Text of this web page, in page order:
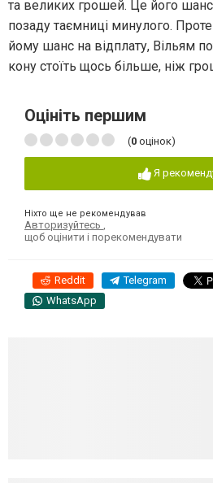
та великих грошей. Це його
позаду таємниці минулого.
йому шанс на відплату, Вільям
кону стоїть щось більше, ніж
Оцініть першим
(0 оцінок)
Я
Ніхто ще не рекомендував
Авторизуйтесь
щоб оцінити і порекомендувати
Reddit Telegram
WhatsApp